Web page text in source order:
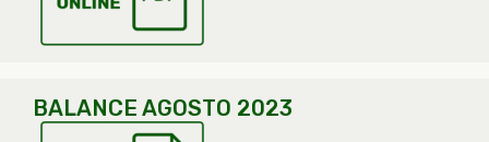
BALANCE AGOSTO 2023